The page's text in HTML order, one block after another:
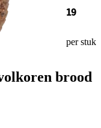
19
per stuk
brood